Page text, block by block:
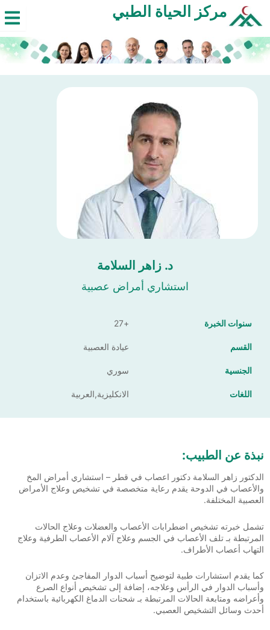
المحتوى
مركز الحياة الطبي
د. زاهر السلامة
استشاري أمراض عصبية
سنوات الخبرة +27
القسم عيادة العصبية
الجنسية سوري
اللغات الانكليزية,العربية
نبذة عن الطبيب:
الدكتور زاهر السلامة دكتور اعصاب في قطر – استشاري أمراض المخ
والأعصاب في الدوحة يقدم رعاية متخصصة في تشخيص وعلاج الأمراض
العصبية المختلفة.
تشمل خبرته تشخيص اضطرابات الأعصاب والعضلات وعلاج الحالات
المرتبطة بـ تلف الأعصاب في الجسم وعلاج آلام الأعصاب الطرفية وعلاج
التهاب أعصاب الأطراف.
كما يقدم استشارات طبية لتوضيح أسباب الدوار المفاجئ وعدم الاتزان
وأسباب الدوار في الرأس وعلاجه، إضافة إلى تشخيص أنواع الصرع
وأعراضه ومتابعة الحالات المرتبطة بـ شحنات الدماغ الكهربائية باستخدام
أحدث وسائل التشخيص العصبي.